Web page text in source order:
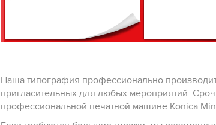
Наша типография профессионально
пригласительных для любых мероприятий.
профессиональной печатной машине Konica